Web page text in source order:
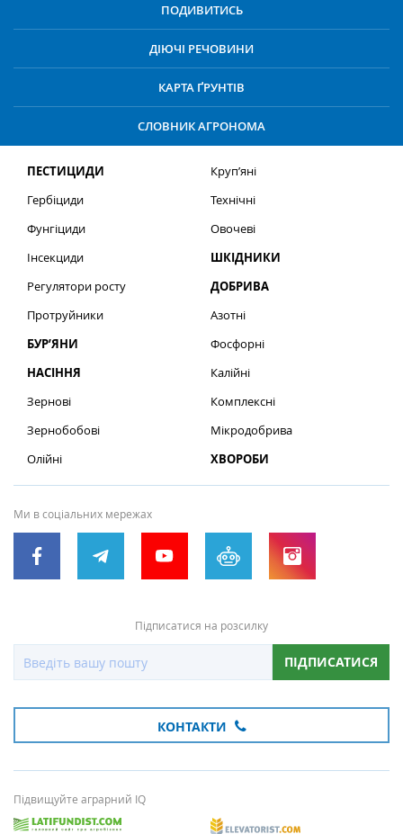
ПОДИВИТИСЬ
ДІЮЧІ РЕЧОВИНИ
КАРТА ҐРУНТІВ
СЛОВНИК АГРОНОМА
ПЕСТИЦИДИ
Гербіциди
Фунгіциди
Інсекциди
Регулятори росту
Протруйники
БУР’ЯНИ
НАСІННЯ
Зернові
Зернобобові
Олійні
Круп’яні
Технічні
Овочеві
ШКІДНИКИ
ДОБРИВА
Азотні
Фосфорні
Калійні
Комплексні
Мікродобрива
ХВОРОБИ
Ми в соціальних мережах
Підписатися на розсилку
ПІДПИСАТИСЯ
КОНТАКТИ
Підвищуйте аграрний IQ